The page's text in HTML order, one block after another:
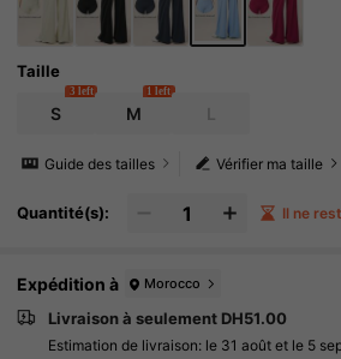
Taille
S
3 left
M
1 left
Vérifier ma taille
Guide des tailles
Quantité(s): Il ne
Expédition à Morocco
Livraison à seulement DH51.00
Estimation de livraison: le 31 août et le 5